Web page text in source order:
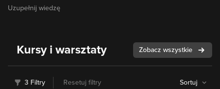
Uzupełnij wiedzę
Kursy i warsztaty Zobacz wszystkie
3 Filtry Sortuj
Resetuj filtry